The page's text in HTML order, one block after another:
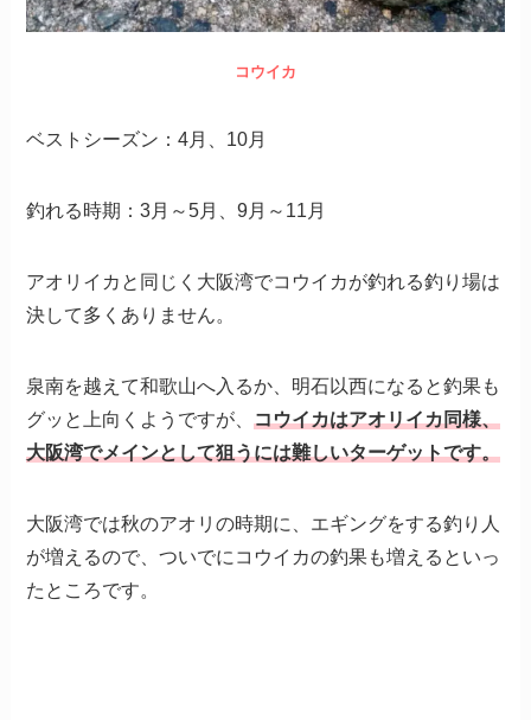
コウイカ
ベストシーズン：4月、10月
釣れる時期：3月～5月、9月～11月
アオリイカと同じく大阪湾でコウイカが釣れる釣り場は
決して多くありません。
泉南を越えて和歌山へ入るか、明石以西になると釣果も
グッと上向くようですが、コウイカはアオリイカ同様、
大阪湾でメインとして狙うには難しいターゲットです。
大阪湾では秋のアオリの時期に、エギングをする釣り人
が増えるので、ついでにコウイカの釣果も増えるといっ
たところです。